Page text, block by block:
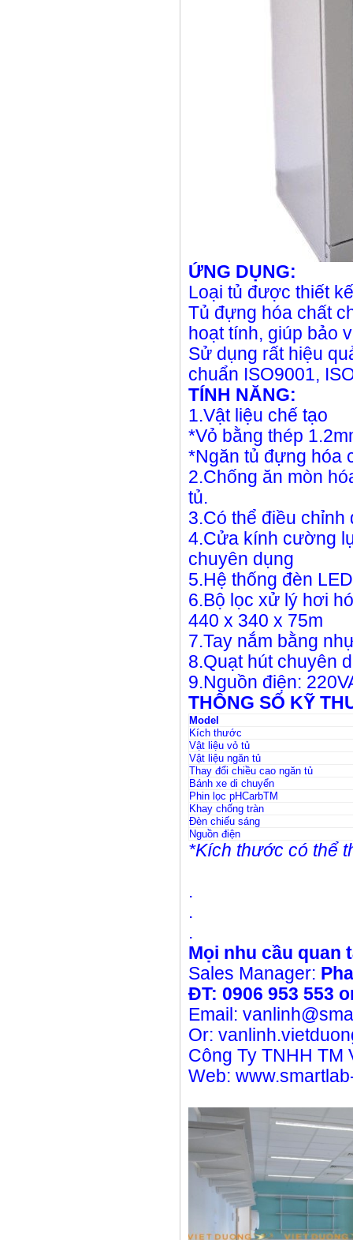
ỨNG DỤNG:
Loại tủ được thiết
Tủ đựng hóa chất
hoạt tính, giúp bảo
Sử dụng rất hiệu
chuẩn ISO9001,
TÍNH NĂNG:
1.Vật liệu chế tạo
*Vỏ bằng thép
*Ngăn tủ đựng hóa
2.Chống ăn mòn
tủ.
3.Có thể điều chỉnh
4.Cửa kính cường
chuyên dụng
5.Hệ thống đèn
6.Bộ lọc xử lý hơi
440 x 340 x 75m
7.Tay nắm bằng
8.Quạt hút chuyên
9.Nguồn điện:
THÔNG SỐ KỸ
Model
Kích thước
Vật liệu vỏ tủ
Vật liệu ngăn tủ
Thay đổi chiều cao ngăn tủ
Bánh xe di chuyển
Phin lọc pHCarbTM
Khay chống tràn
Đèn chiếu sáng
Nguồn điện
*Kích thước có thể
.
.
.
Mọi nhu cầu quan
Sales Manager:
ĐT: 0906 953 553
Email:
Or:
Công Ty TNHH TM
Web: